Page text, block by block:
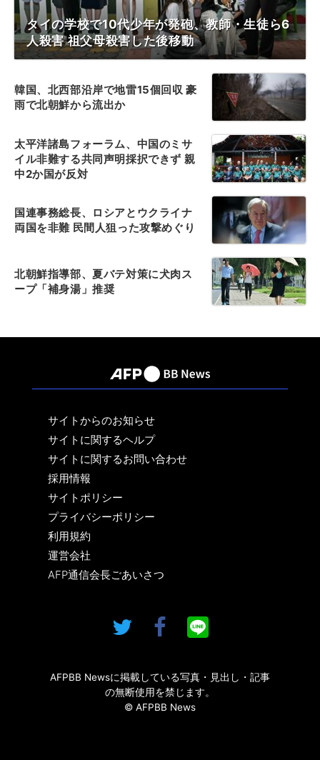
タイの学校で10代少年が発砲、教師・生徒ら6
人殺害 祖父母殺害した後移動
韓国、北西部沿岸で地雷15個回収 豪
雨で北朝鮮から流出か
太平洋諸島フォーラム、中国のミサ
イル非難する共同声明採択できず 親
中2か国が反対
国連事務総長、ロシアとウクライナ
両国を非難 民間人狙った攻撃めぐり
北朝鮮指導部、夏バテ対策に犬肉ス
ープ「補身湯」推奨
サイトからのお知らせ
サイトに関するヘルプ
サイトに関するお問い合わせ
採用情報
サイトポリシー
プライバシーポリシー
利用規約
運営会社
AFP通信会長ごあいさつ
AFPBB Newsに掲載している写真・見出し・記事
の無断使用を禁じます。
© AFPBB News